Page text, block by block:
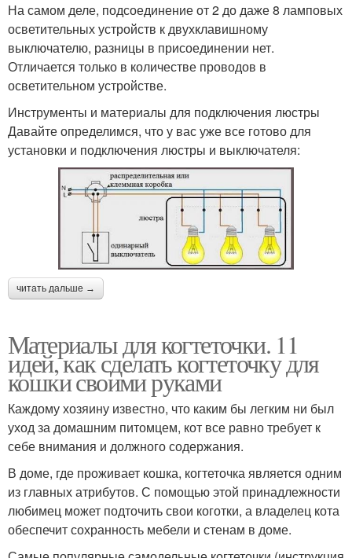
На самом деле, подсоединение от 2 до даже 8 ламповых
осветительных устройств к двухклавишному
выключателю, разницы в присоединении нет.
Отличается только в количестве проводов в
осветительном устройстве.
Инструменты и материалы для подключения люстры
Давайте определимся, что у вас уже все готово для
установки и подключения люстры и выключателя:
читать дальше →
Материалы для когтеточки. 11
идей, как сделать когтеточку для
кошки своими руками
Каждому хозяину известно, что каким бы легким ни был
уход за домашним питомцем, кот все равно требует к
себе внимания и должного содержания.
В доме, где проживает кошка, когтеточка является одним
из главных атрибутов. С помощью этой принадлежности
любимец может подточить свои коготки, а владелец кота
обеспечит сохранность мебели и стенам в доме.